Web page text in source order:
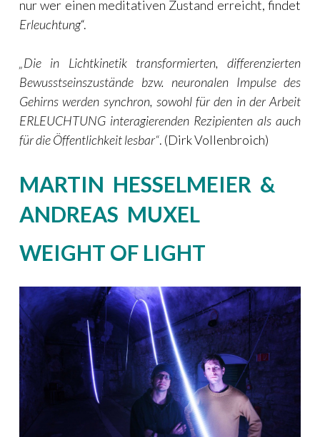
nur wer einen meditativen Zustand erreicht, findet
Erleuchtung“.
„Die in Lichtkinetik transformierten, differenzierten
Bewusstseinszustände bzw. neuronalen Impulse des
Gehirns werden synchron, sowohl für den in der Arbeit
ERLEUCHTUNG interagierenden Rezipienten als auch
für die Öffentlichkeit lesbar“. (Dirk Vollenbroich)
MARTIN HESSELMEIER &
ANDREAS MUXEL
WEIGHT OF LIGHT